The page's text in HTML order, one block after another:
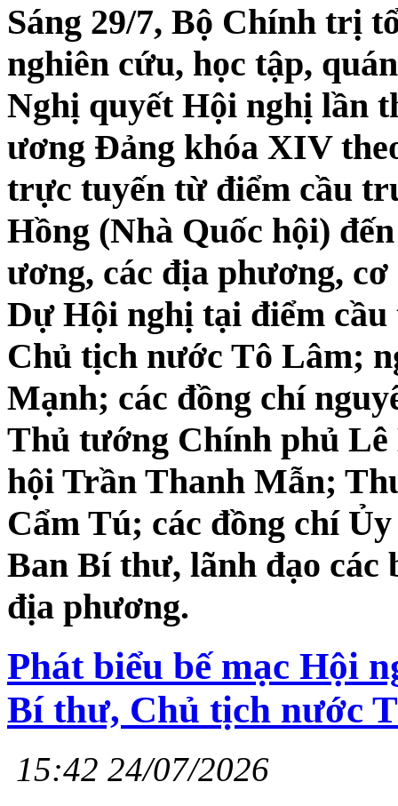
Sáng 29/7, Bộ Chính trị
nghiên cứu, học tập,
Nghị quyết Hội nghị lần
ương Đảng khóa XIV
trực tuyến từ điểm cầu
Hồng (Nhà Quốc hội)
ương, các địa phương,
Dự Hội nghị tại điểm
Chủ tịch nước Tô Lâm;
Mạnh; các đồng chí
Thủ tướng Chính phủ
hội Trần Thanh Mẫn;
Cẩm Tú; các đồng chí
Ban Bí thư, lãnh đạo các
địa phương.
Phát biểu bế mạc Hội
Bí thư, Chủ tịch nước
15:42 24/07/2026